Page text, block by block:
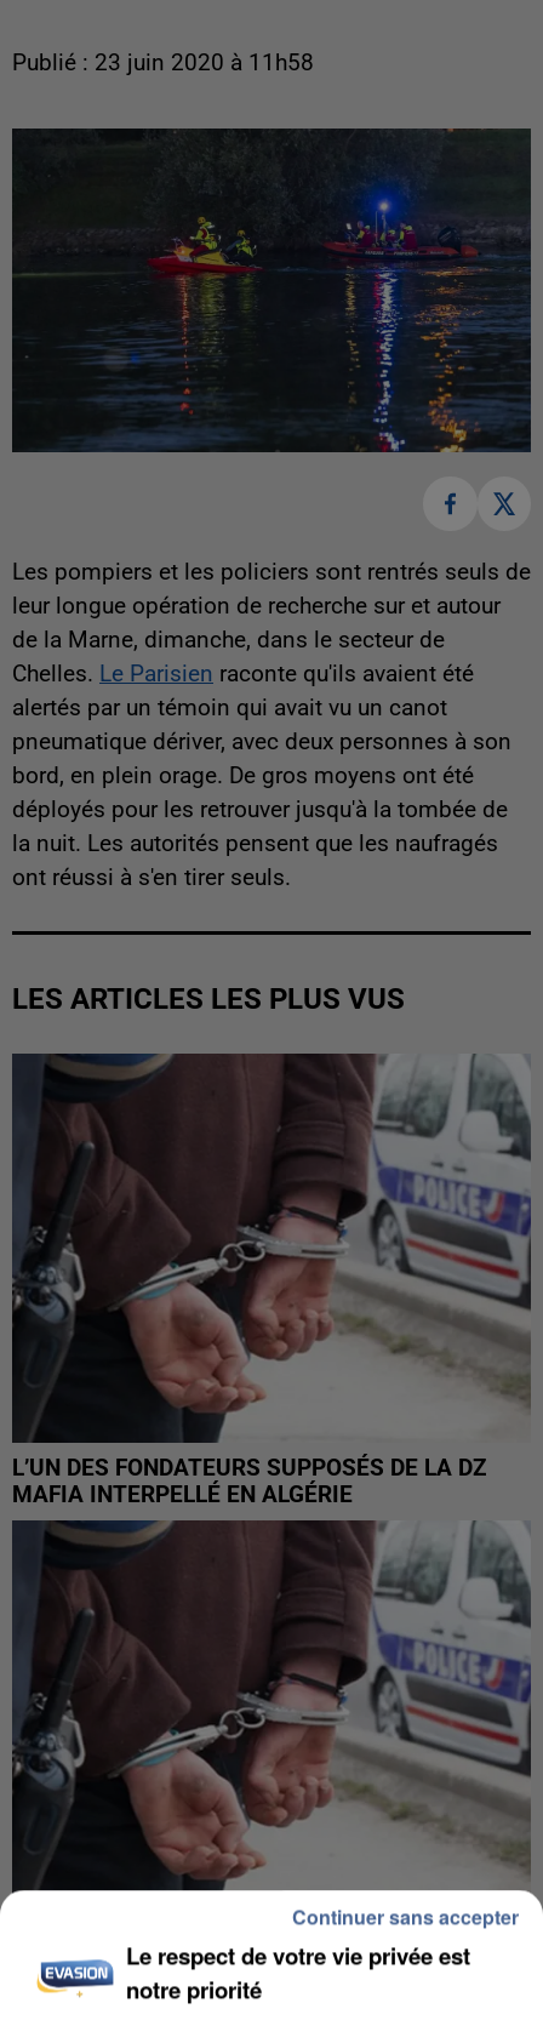
Publié : 23 juin 2020 à 11h58
Les pompiers et les policiers sont rentrés seuls de
leur longue opération de recherche sur et autour
de la Marne, dimanche, dans le secteur de
Chelles. Le Parisien raconte qu'ils avaient été
alertés par un témoin qui avait vu un canot
pneumatique dériver, avec deux personnes à son
bord, en plein orage. De gros moyens ont été
déployés pour les retrouver jusqu'à la tombée de
la nuit. Les autorités pensent que les naufragés
ont réussi à s'en tirer seuls.
LES ARTICLES LES PLUS VUS
L’UN DES FONDATEURS SUPPOSÉS DE LA DZ
MAFIA INTERPELLÉ EN ALGÉRIE
INTERPELLÉ EN ALGÉRIE
Le respect de votre vie privée est
notre priorité
Continuer sans accepter